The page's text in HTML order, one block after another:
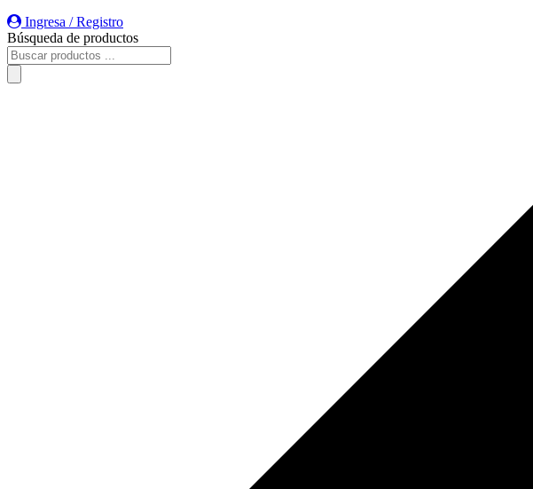
Ingresa / Registro
Búsqueda de productos